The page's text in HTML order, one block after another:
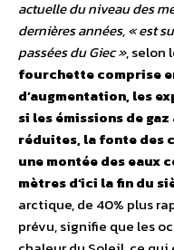
actuelle du niveau des
dernières années, « est
passées du Giec », selon
fourchette comprise
d’augmentation, les
si les émissions de
réduites, la fonte des
une montée des eaux
mètres d’ici la fin du
arctique, de 40% plus
prévu, signifie que les